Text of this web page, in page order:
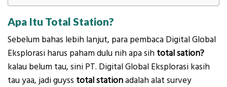
Apa Itu Total Station?
Sebelum bahas lebih lanjut, para pembaca Digital Global
Eksplorasi harus paham dulu nih apa sih total sation?
kalau belum tau, sini PT. Digital Global Eksplorasi kasih
tau yaa, jadi guyss total stationadalah alat survey